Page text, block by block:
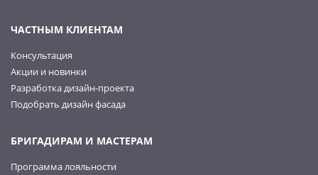
ЧАСТНЫМ КЛИЕНТАМ
Консультация
Акции и новинки
Разработка дизайн-проекта
Подобрать дизайн фасада
БРИГАДИРАМ И МАСТЕРАМ
Программа лояльности